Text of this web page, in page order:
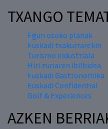
TXANGO
Egun osoko planak
Euskadi txakurrarekin
Turismo industriala
Hiri zuriaren ibilbidea
Euskadi Gastronomika
Euskadi Confidential
Golf & Experiences
AZKEN